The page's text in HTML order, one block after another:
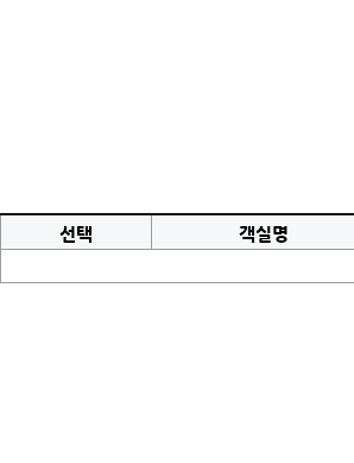
선택 객실명